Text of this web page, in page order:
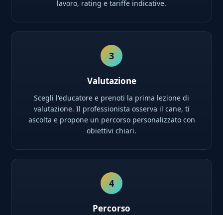
lavoro, rating e tariffe indicative.
3
Valutazione
Scegli l'educatore e prenoti la prima lezione di
valutazione. Il professionista osserva il cane, ti
ascolta e propone un percorso personalizzato con
obiettivi chiari.
4
Percorso